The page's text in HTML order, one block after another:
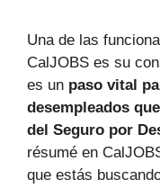
Una de las
CalJOBS es su
es un paso vital
desempleados
del Seguro por
résumé en
que estás